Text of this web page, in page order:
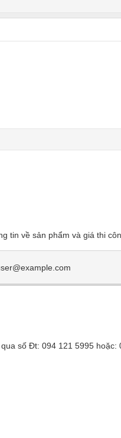
tin về sản phẩm và giá thi
số Đt: 094 121 5995